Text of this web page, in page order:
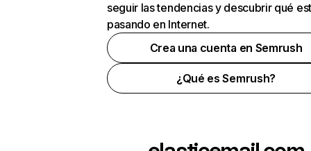
seguir las tendencias y descubrir qué
pasando en Internet.
Crea una cuenta en Semrush
¿Qué es Semrush?